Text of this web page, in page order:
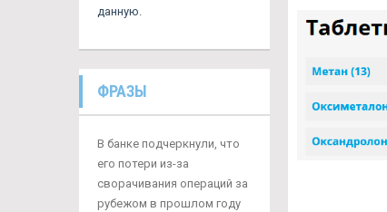
данную.
ФРАЗЫ
В банке подчеркнули, что
его потери из-за
сворачивания операций за
рубежом в прошлом году